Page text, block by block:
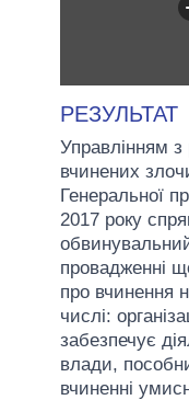
РЕЗУЛЬТАТ
Управлінням з
вчинених
Генеральної
2017 року
провадженні
про вчинення
числі:
забезпечує
влади,
вчиненні